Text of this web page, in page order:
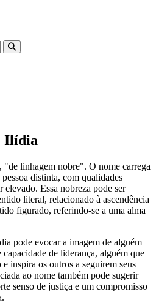
Ilídia
linhagem nobre". O nome carrega
distinta, com qualidades
elevado. Essa nobreza pode ser
literal, relacionado à ascendência
figurado, referindo-se a uma alma
pode evocar a imagem de alguém
de liderança, alguém que
e inspira os outros a seguirem seus
ao nome também pode sugerir
senso de justiça e um compromisso